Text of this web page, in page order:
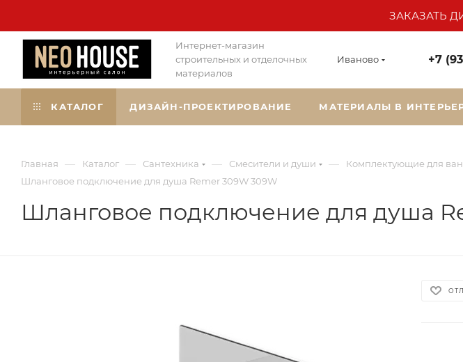
ЗАКАЗАТЬ
Интернет-магазин
строительных и отделочных
материалов
Иваново +7
КАТАЛОГ ДИЗАЙН-ПРОЕКТИРОВАНИЕ МАТЕРИАЛЫ В
Главная — Каталог — Сантехника — Смесители и души — Комплектующие для
Шланговое подключение для душа Remer 309W 309W
Шланговое подключение для душа